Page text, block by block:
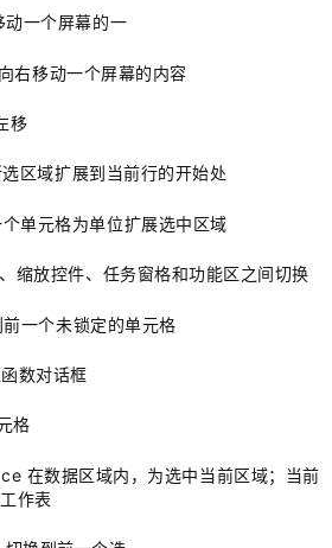
一个屏幕的一
右移动一个屏幕的内容
移
区域扩展到当前行的开始处
单元格为单位扩展选中区域
缩放控件、任务窗格和功能区之间切换
一个未锁定的单元格
数对话框
格
在数据区域内，为选中当前区域；当前
作表